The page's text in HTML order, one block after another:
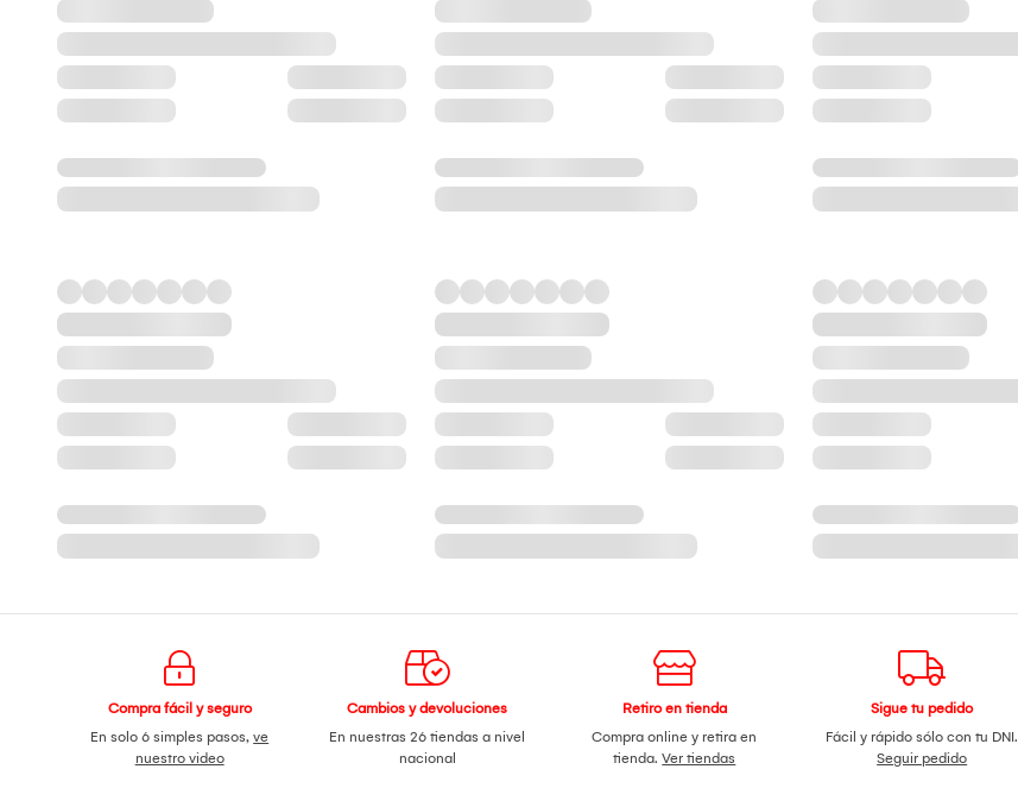
Compra fácil y seguro
En solo 6 simples pasos,ve
nuestro video
Cambios y devoluciones
En nuestras 26 tiendas a nivel
nacional
Retiro en tienda
Compra online y retira en
tienda.Ver tiendas
Sigue tu pedido
Fácil y rápido sólo con tu DNI.
Seguir pedido